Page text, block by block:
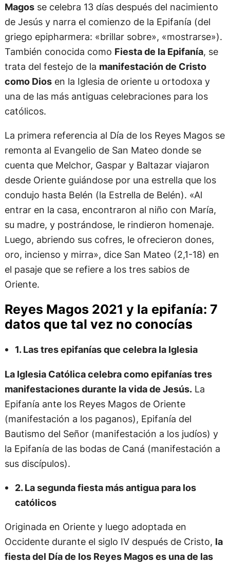
Magosse celebra 13 días después del nacimiento
de Jesús y narra el comienzo de la Epifanía (del
griego epipharmera: «brillar sobre», «mostrarse»).
También conocida como Fiesta de la Epifanía, se
trata del festejo de la manifestación de Cristo
como Diosen la Iglesia de oriente u ortodoxa y
una de las más antiguas celebraciones para los
católicos.
La primera referencia al Día de los Reyes Magos se
remonta al Evangelio de San Mateo donde se
cuenta que Melchor, Gaspar y Baltazar viajaron
desde Oriente guiándose por una estrella que los
condujo hasta Belén (la Estrella de Belén). «Al
entrar en la casa, encontraron al niño con María,
su madre, y postrándose, le rindieron homenaje.
Luego, abriendo sus cofres, le ofrecieron dones,
oro, incienso y mirra», dice San Mateo (2,1-18) en
el pasaje que se refiere a los tres sabios de
Oriente.
Reyes Magos 2021 y la epifanía: 7
datos que tal vez no conocías
1. Las tres epifanías que celebra la Iglesia
La Iglesia Católica celebra como epifanías tres
manifestaciones durante la vida de Jesús.La
Epifanía ante los Reyes Magos de Oriente
(manifestación a los paganos), Epifanía del
Bautismo del Señor (manifestación a los judíos) y
la Epifanía de las bodas de Caná (manifestación a
sus discípulos).
2. La segunda fiesta más antigua para los
católicos
Originada en Oriente y luego adoptada en
Occidente durante el siglo IV después de Cristo, la
fiesta del Día de los Reyes Magos es una de las